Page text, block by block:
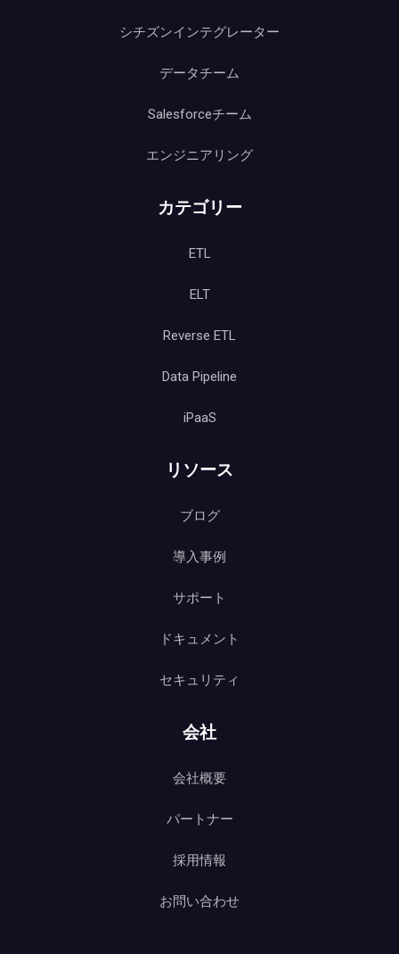
シチズンインテグレーター
データチーム
Salesforceチーム
エンジニアリング
カテゴリー
ETL
ELT
Reverse ETL
Data Pipeline
iPaaS
リソース
ブログ
導入事例
サポート
ドキュメント
セキュリティ
会社
会社概要
パートナー
採用情報
お問い合わせ